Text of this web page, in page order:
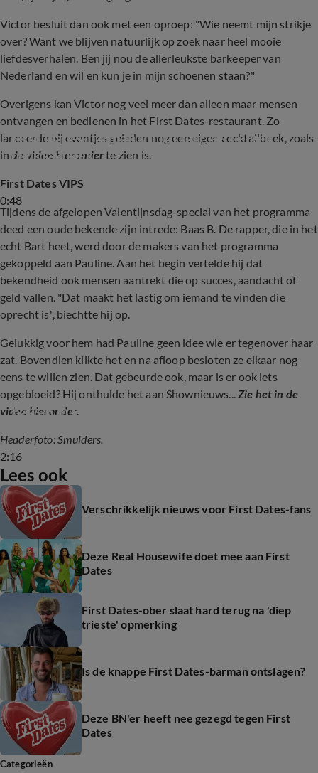
Victor besluit dan ook met een oproep: "Wie neemt mijn strikje
over? Want we blijven natuurlijk op zoek naar heel mooie
liefdesverhalen. Ben jij nou de allerleukste barkeeper van
Nederland en wil en kun je in mijn schoenen staan?"
Overigens kan Victor nog veel meer dan alleen maar mensen
ontvangen en bedienen in het First Dates-restaurant. Zo
lanceerde hij eventjes geleden nog een eigen cocktailboek, zoals
inde video hieronderte zien is.
0:48
First Dates-barman Victor lanceert eigen
cocktailboek
First Dates VIPS
Tijdens de afgelopen Valentijnsdag-special van het programma
deed een oude bekende zijn intrede: Baas B. De rapper, die in het
echt Bart heet, werd door de makers van het programma
gekoppeld aan Pauline. Aan het begin vertelde hij dat
bekendheid ook mensen aantrekt die op succes, aandacht of
geld vallen. "Dat maakt het lastig om iemand te vinden die
oprecht is", biechtte hij op.
Gelukkig voor hem had Pauline geen idee wie er tegenover haar
zat. Bovendien klikte het en na afloop besloten ze elkaar nog
eens te willen zien. Dat gebeurde ook, maar is er ook iets
opgebloeid? Hij onthulde het aan Shownieuws...Zie het in de
video hieronder.
2:16
Baas B in First Dates VIPS
Headerfoto: Smulders.
Lees ook
Verschrikkelijk nieuws voor First Dates-fans
Deze Real Housewife doet mee aan First
Dates
First Dates-ober slaat hard terug na 'diep
trieste' opmerking
Is de knappe First Dates-barman ontslagen?
Deze BN'er heeft nee gezegd tegen First
Dates
Categorieën